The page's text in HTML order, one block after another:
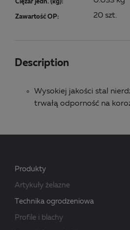
Ciężar jedn. (kg):
Zawartość OP: 20 szt.
Description
Wysokiej jakości stal
trwałą odporność na
Produkty
Artykuły żelazne
Technika ogrodzeniowa
Profile i blachy